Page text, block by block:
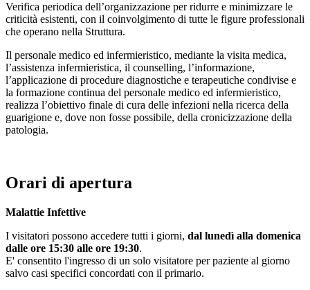
Verifica periodica dell’organizzazione per ridurre e minimizzare le
criticità esistenti, con il coinvolgimento di tutte le figure professionali
che operano nella Struttura.
Il personale medico ed infermieristico, mediante la visita medica,
l’assistenza infermieristica, il counselling, l’informazione,
l’applicazione di procedure diagnostiche e terapeutiche condivise e
la formazione continua del personale medico ed infermieristico,
realizza l’obiettivo finale di cura delle infezioni nella ricerca della
guarigione e, dove non fosse possibile, della cronicizzazione della
patologia.
Orari di apertura
Malattie Infettive
I visitatori possono accedere tutti i giorni, dal lunedì alla domenica
dalle ore 15:30 alle ore 19:30.
E' consentito l'ingresso di un solo visitatore per paziente al giorno
salvo casi specifici concordati con il primario.